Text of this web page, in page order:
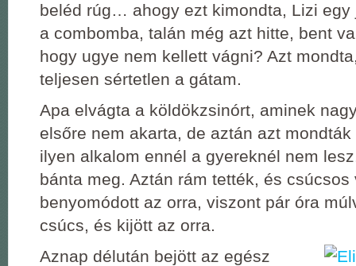
beléd rúg… ahogy ezt kimondta, Lizi egy
a combomba, talán még azt hitte, bent
hogy ugye nem kellett vágni? Azt
teljesen sértetlen a gátam.
Apa elvágta a köldökzsinórt, aminek
elsőre nem akarta, de aztán azt
ilyen alkalom ennél a gyereknél nem
bánta meg. Aztán rám tették, és csúcsos
benyomódott az orra, viszont pár óra
csúcs, és kijött az orra.
Aznap délután bejött az egész